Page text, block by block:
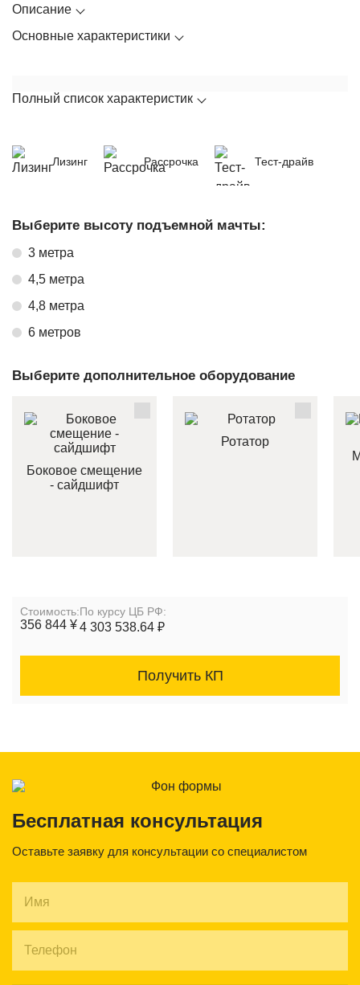
Описание
Основные характеристики
Полный список характеристик
Лизинг Рассрочка Тест-драйв
Выберите высоту подъемной мачты:
3 метра
4,5 метра
4,8 метра
6 метров
Выберите дополнительное оборудование
Боковое смещение
- сайдшифт
Ротатор
Cтоимость:
356 844 ¥
По курсу ЦБ РФ:
4 303 538.64 ₽
Получить КП
Бесплатная консультация
Оставьте заявку для консультации со специалистом